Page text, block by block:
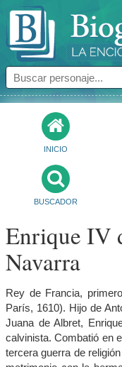
INICIO
BUSCADOR
Enrique IV
Navarra
Rey de Francia,
París, 1610). Hijo de
Juana de Albret,
calvinista. Combatió en
tercera guerra de